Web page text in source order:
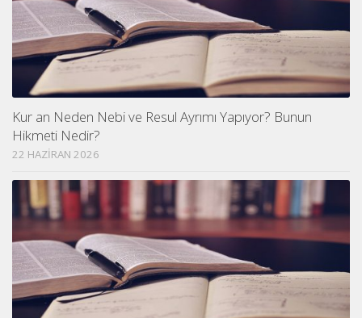
Kur an Neden Nebi ve Resul Ayrımı Yapıyor? Bunun
Hikmeti Nedir?
22 HAZIRAN 2026